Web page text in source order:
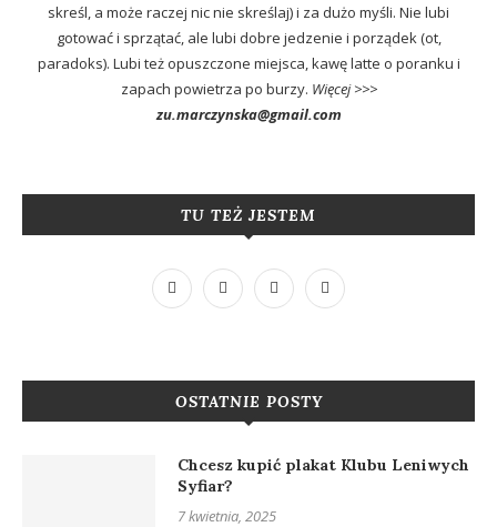
skreśl, a może raczej nic nie skreślaj) i za dużo myśli. Nie lubi
gotować i sprzątać, ale lubi dobre jedzenie i porządek (ot,
paradoks). Lubi też opuszczone miejsca, kawę latte o poranku i
zapach powietrza po burzy. Więcej >>>
zu.marczynska@gmail.com
TU TEŻ JESTEM
OSTATNIE POSTY
Chcesz kupić plakat Klubu Leniwych
Syfiar?
7 kwietnia, 2025